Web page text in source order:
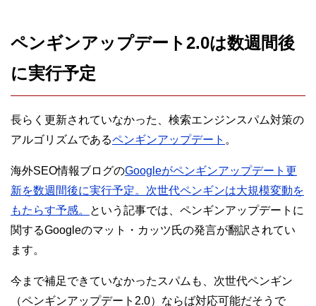
ペンギンアップデート2.0は数週間後
に実行予定
長らく更新されていなかった、検索エンジンスパム対策の
アルゴリズムであるペンギンアップデート 。
海外SEO情報ブログのGoogleがペンギンアップデート更
新を数週間後に実行予定。次世代ペンギンは大規模変動を
もたらす予感。
という記事では、ペンギンアップデートに
関するGoogleのマット・カッツ氏の発言が翻訳されてい
ます。
今まで補足できていなかったスパムも、次世代ペンギン
（ペンギンアップデート2.0）ならば対応可能だそうで